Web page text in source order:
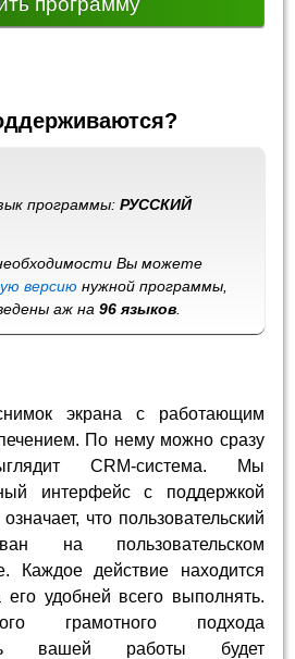
программы:РУССКИЙ
Вы можете
версию нужной программы,
аж на96 языков.
экрана с работающим
По нему можно сразу
CRM-система. Мы
интерфейс с поддержкой
что пользовательский
на пользовательском
Каждое действие находится
удобней всего выполнять.
грамотного подхода
вашей работы будет